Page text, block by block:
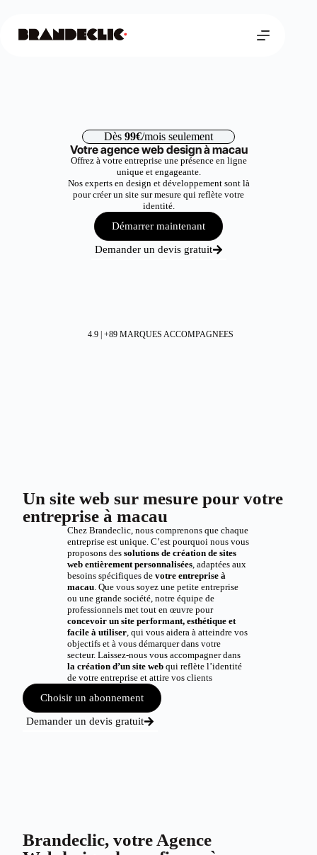
Dès 99€/mois seulement
Votre agence web design à macau
Offrez à votre entreprise une présence en ligne
unique et engageante.
Nos experts en design et développement sont là
pour créer un site sur mesure qui reflète votre
identité.
Démarrer maintenant
Demander un devis gratuit
4.9 | +89 MARQUES ACCOMPAGNEES
Un site web sur mesure pour votre
entreprise à macau
Chez Brandeclic, nous comprenons que chaque
entreprise est unique. C’est pourquoi nous vous
proposons des solutions de création de sites
web entièrement personnalisées, adaptées aux
besoins spécifiques de votre entreprise à
macau. Que vous soyez une petite entreprise
ou une grande société, notre équipe de
professionnels met tout en œuvre pour
concevoir un site performant, esthétique et
facile à utiliser, qui vous aidera à atteindre vos
objectifs et à vous démarquer dans votre
secteur. Laissez-nous vous accompagner dans
la création d’un site webqui reflète l’identité
de votre entreprise et attire vos clients
Choisir un abonnement
Demander un devis gratuit
Brandeclic, votre Agence